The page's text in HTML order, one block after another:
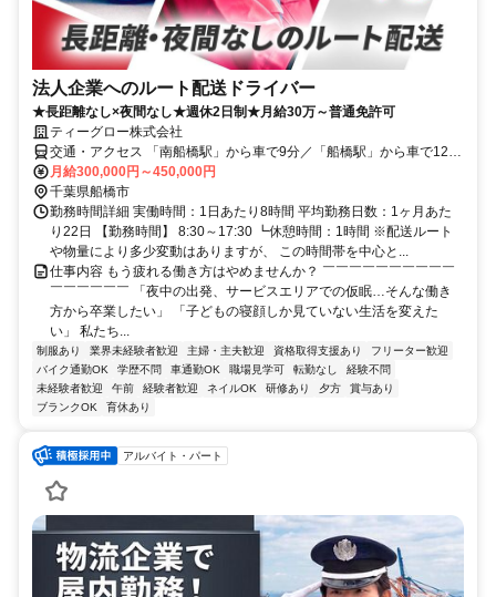
法人企業へのルート配送ドライバー
★長距離なし×夜間なし★週休2日制★月給30万～普通免許可
ティーグロー株式会社
交通・アクセス 「南船橋駅」から車で9分／「船橋駅」から車で12分
◆マイカー通勤OK
月給300,000円～450,000円
千葉県船橋市
勤務時間詳細 実働時間：1日あたり8時間 平均勤務日数：1ヶ月あた
り22日 【勤務時間】 8:30～17:30 ┗休憩時間：1時間 ※配送ルート
や物量により多少変動はありますが、 この時間帯を中心と...
仕事内容 もう疲れる働き方はやめませんか？ ￣￣￣￣￣￣￣￣￣￣
￣￣￣￣￣￣ 「夜中の出発、サービスエリアでの仮眠…そんな働き
方から卒業したい」 「子どもの寝顔しか見ていない生活を変えた
い」 私たち...
制服あり 業界未経験者歓迎 主婦・主夫歓迎 資格取得支援あり
フリーター歓迎
バイク通勤OK
学歴不問 車通勤OK 職場見学可 転勤なし
経験不問
未経験者歓迎
午前 経験者歓迎 ネイルOK 研修あり 夕方
賞与あり
ブランクOK
育休あり
アルバイト・パート